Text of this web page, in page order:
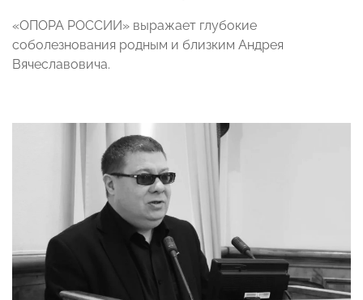
«ОПОРА РОССИИ» выражает глубокие
соболезнования родным и близким Андрея
Вячеславовича.